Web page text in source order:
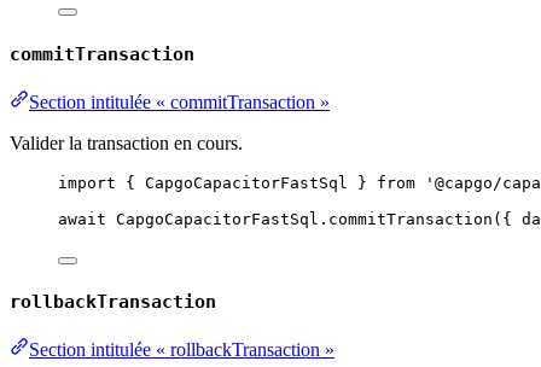
commitTransaction
Section intitulée « commitTransaction »
Valider la transaction en cours.
import { CapgoCapacitorFastSql } from
'@capgo/
await CapgoCapacitorFastSql. commitTransaction ({
rollbackTransaction
Section intitulée « rollbackTransaction »